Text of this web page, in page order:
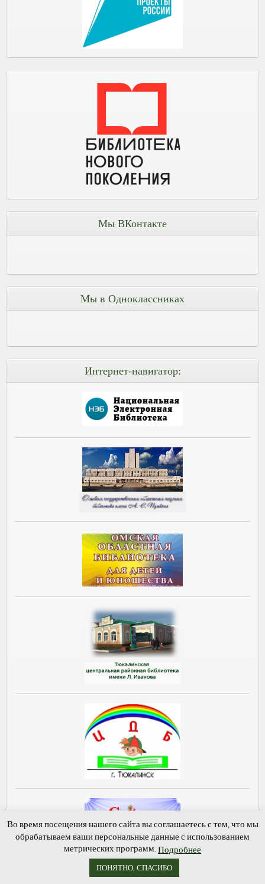
Мы ВКонтакте
Мы в Одноклассниках
Интернет-навигатор:
Во время посещения нашего сайта вы соглашаетесь с тем, что мы
обрабатываем ваши персональные данные с использованием
метрических программ. Подробнее
ПОНЯТНО, СПАСИБО